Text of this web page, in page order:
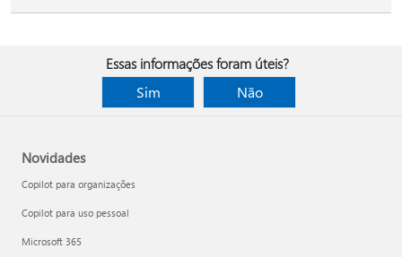
Essas informações foram úteis?
Sim
Não
Novidades
Copilot para organizações
Copilot para uso pessoal
Microsoft 365